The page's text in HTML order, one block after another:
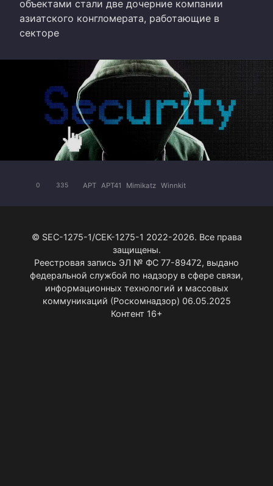
объектами стали две дочерние компании
азиатского конгломерата, работающие в
секторе
0 335 APT APT41 Mimikatz Winnkit
© SEC-1275-1/СЕК-1275-1 2022-2026. Все права
защищены.
Реестровая запись ЭЛ № ФС 77-89472, выдано
федеральной службой по надзору в сфере связи,
информационных технологий и массовых
коммуникаций (Роскомнадзор) 06.05.2025
Контент 16+